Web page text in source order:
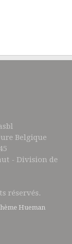
Belgique
- Division de
réservés.
Hueman